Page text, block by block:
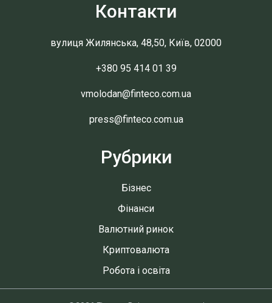
Контакти
вулиця Жилянська, 48,50, Київ, 02000
+380 95 414 01 39
vmolodan@finteco.com.ua
press@finteco.com.ua
Рубрики
Бізнес
Фінанси
Валютний ринок
Криптовалюта
Робота і освіта